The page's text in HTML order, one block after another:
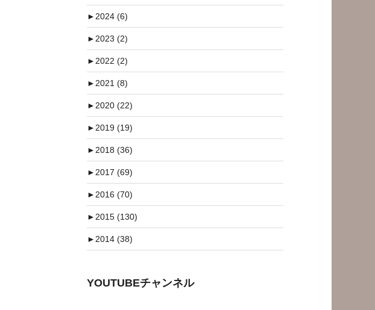
►2024 (6)
►2023 (2)
►2022 (2)
►2021 (8)
►2020 (22)
►2019 (19)
►2018 (36)
►2017 (69)
►2016 (70)
►2015 (130)
►2014 (38)
YOUTUBEチャンネル